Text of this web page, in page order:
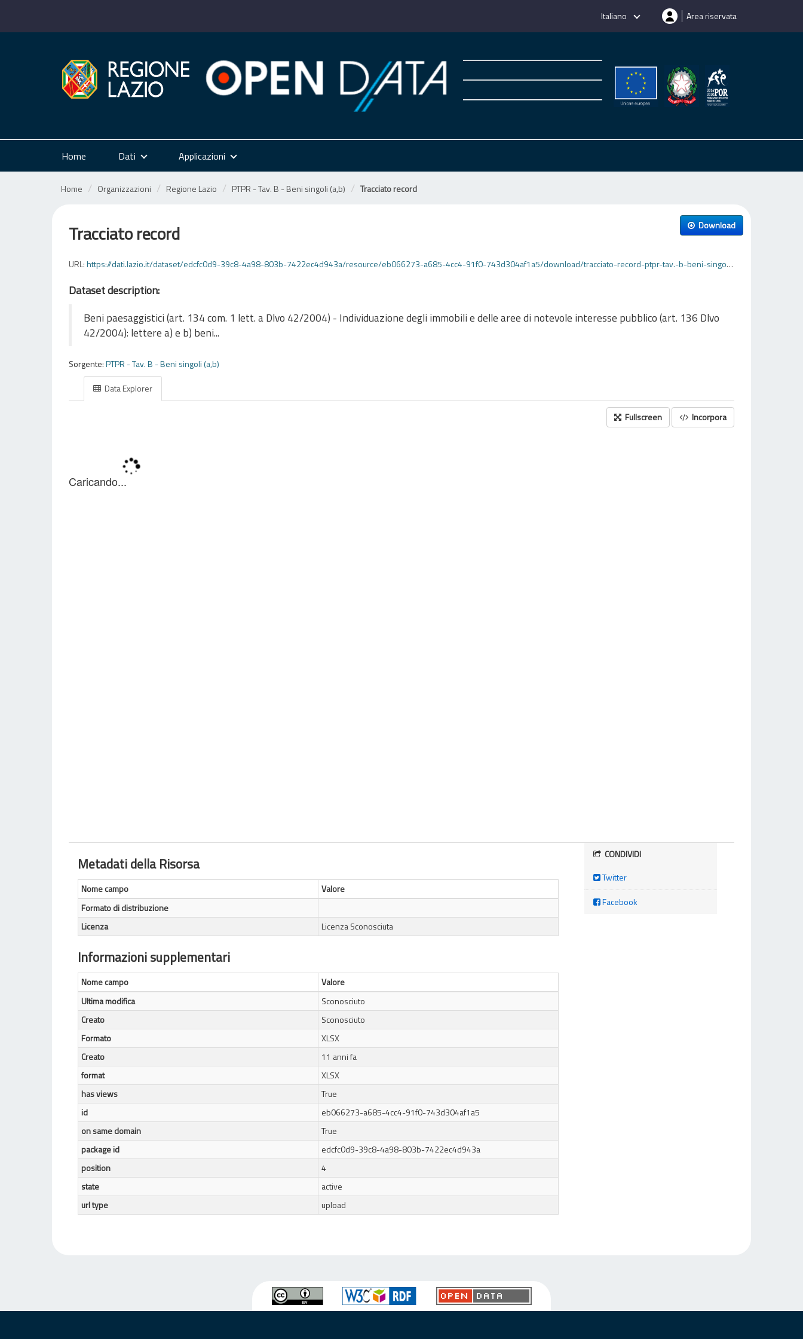
Italiano Area riservata
Home Dati Applicazioni
Home Organizzazioni Regione Lazio PTPR - Tav. B - Beni singoli (a,b) Tracciato record
Download
Tracciato record
URL:https://dati.lazio.it/dataset/edcfc0d9-39c8-4a98-803b-7422ec4d943a/resource/eb066273-a685-4cc4-91f0-743d304af1a5/download/tracciato-record-ptpr-tav.-b-beni-singoli-ab.xlsx
Dataset description:
Beni paesaggistici (art. 134 com. 1 lett. a Dlvo 42/2004) - Individuazione degli immobili e delle aree di notevole interesse pubblico (art. 136 Dlvo
42/2004): lettere a) e b) beni...
Sorgente:PTPR - Tav. B - Beni singoli (a,b)
Data Explorer
Fullscreen Incorpora
CONDIVIDI
Twitter
Facebook
Metadati della Risorsa
Nome campo
Valore
Formato di distribuzione
Licenza
Licenza Sconosciuta
Informazioni supplementari
Nome campo
Valore
Ultima modifica
Sconosciuto
Creato
Sconosciuto
Formato
XLSX
Creato
11 anni fa
format
XLSX
has views
True
id
eb066273-a685-4cc4-91f0-743d304af1a5
on same domain
True
package id
edcfc0d9-39c8-4a98-803b-7422ec4d943a
position
4
state
active
url type
upload